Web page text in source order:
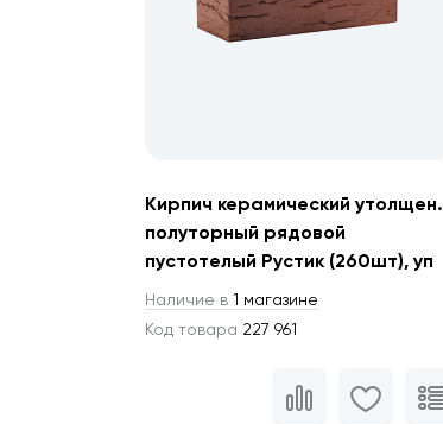
Кирпич керамический утолщен.
полуторный рядовой
пустотелый Рустик (260шт), уп
Наличие в 1 магазине
Код товара 227 961